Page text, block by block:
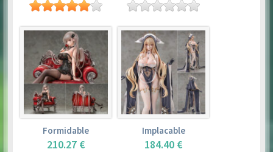
Formidable
210.27 €
Implacable
184.40 €